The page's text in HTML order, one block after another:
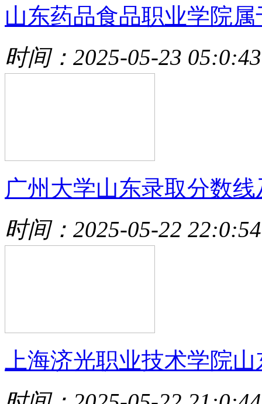
山东药品食品职业学院属
时间：2025-05-23 05:0:43
广州大学山东录取分数线
时间：2025-05-22 22:0:54
上海济光职业技术学院山